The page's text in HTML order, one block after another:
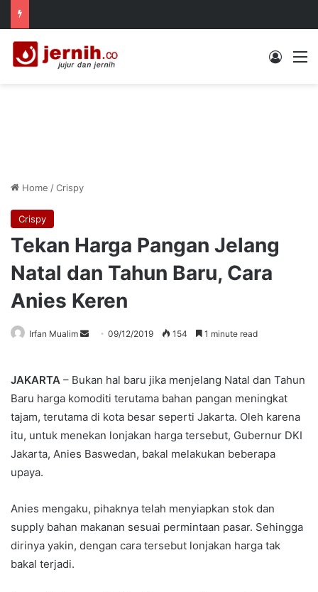
Log In
Home /Crispy
Crispy
Tekan Harga Pangan Jelang
Natal dan Tahun Baru, Cara
Anies Keren
Irfan Mualim
Send09/12/2019 154 1 minute read
JAKARTA – Bukan hal baru jika menjelang Natal dan Tahun
Baru harga komoditi terutama bahan pangan meningkat
tajam, terutama di kota besar seperti Jakarta. Oleh karena
itu, untuk menekan lonjakan harga tersebut, Gubernur DKI
Jakarta, Anies Baswedan, bakal melakukan beberapa
upaya.
Anies mengaku, pihaknya telah menyiapkan stok dan
supply bahan makanan sesuai permintaan pasar. Sehingga
dirinya yakin, dengan cara tersebut lonjakan harga tak
bakal terjadi.